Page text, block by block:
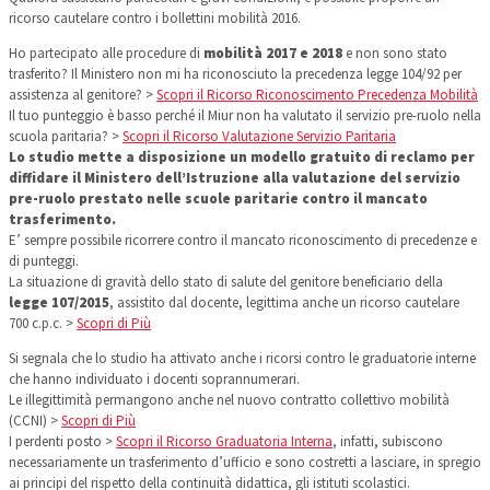
ricorso cautelare contro i bollettini mobilità 2016.
Ho partecipato alle procedure di mobilità 2017 e 2018 e non sono stato
trasferito? Il Ministero non mi ha riconosciuto la precedenza legge 104/92 per
assistenza al genitore? >Scopri il Ricorso Riconoscimento Precedenza Mobilità
Il tuo punteggio è basso perché il Miur non ha valutato il servizio pre-ruolo nella
scuola paritaria? >Scopri il Ricorso Valutazione Servizio Paritaria
Lo studio mette a disposizione un modello gratuito di reclamo per
diffidare il Ministero dell’Istruzione alla valutazione del servizio
pre-ruolo prestato nelle scuole paritarie contro il mancato
trasferimento.
E’ sempre possibile ricorrere contro il mancato riconoscimento di precedenze e
di punteggi.
La situazione di gravità dello stato di salute del genitore beneficiario della
legge 107/2015, assistito dal docente, legittima anche un ricorso cautelare
700 c.p.c. >Scopri di Più
Si segnala che lo studio ha attivato anche i ricorsi contro le graduatorie interne
che hanno individuato i docenti soprannumerari.
Le illegittimità permangono anche nel nuovo contratto collettivo mobilità
(CCNI) >Scopri di Più
I perdenti posto >Scopri il Ricorso Graduatoria Interna, infatti, subiscono
necessariamente un trasferimento d’ufficio e sono costretti a lasciare, in spregio
ai principi del rispetto della continuità didattica, gli istituti scolastici.